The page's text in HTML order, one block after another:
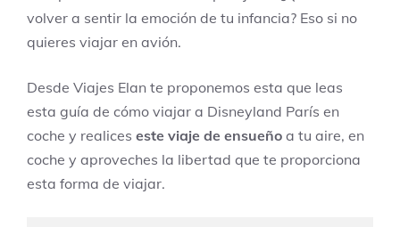
volver a sentir la emoción de tu infancia? Eso si no
quieres viajar en avión.
Desde Viajes Elan te proponemos esta que leas
esta guía de cómo viajar a Disneyland París en
coche y realices este viaje de ensueño a tu aire, en
coche y aproveches la libertad que te proporciona
esta forma de viajar.